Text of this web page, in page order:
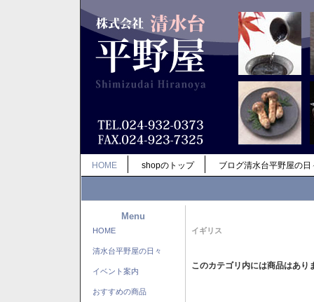
HOME shopのトップ ブログ清水台平野屋の日
Menu
HOME
清水台平野屋の日々
イベント案内
おすすめの商品
イギリス
このカテゴリ内には商品はあり